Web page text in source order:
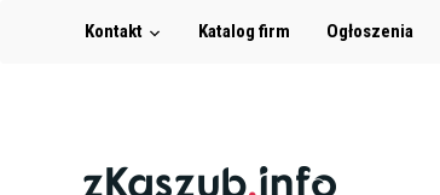
Kontakt Katalog firm Ogłoszenia